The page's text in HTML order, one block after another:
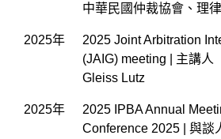
中華民國仲裁協會、理
2025年
2025 Joint Arbitration
(JAIG) meeting | 主講人
Gleiss Lutz
2025年
2025 IPBA Annual
Conference 2025 | 與談